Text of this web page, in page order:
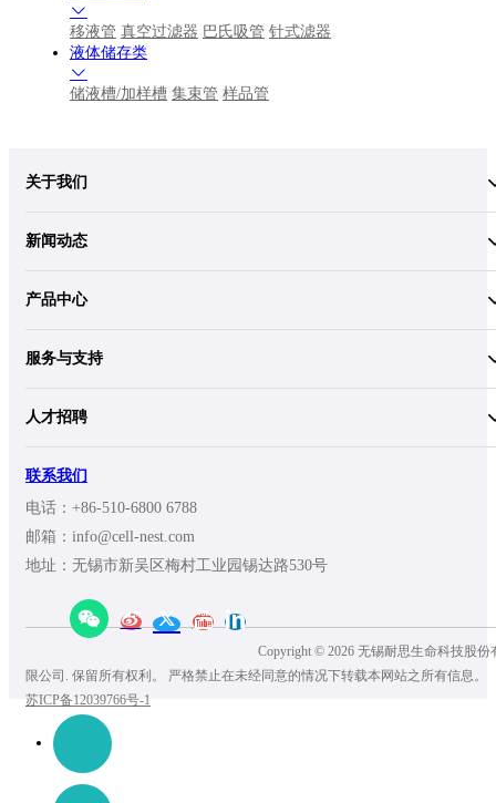
移液管 真空过滤器 巴氏吸管 针式滤器
液体储存类
储液槽/加样槽 集束管 样品管
关于我们
新闻动态
产品中心
服务与支持
人才招聘
联系我们
电话：+86-510-6800 6788
邮箱：info@cell-nest.com
地址：无锡市新吴区梅村工业园锡达路530号
Copyright © 2026 无锡耐思生命科技股份
限公司. 保留所有权利。 严格禁止在未经同意的情况下转载本网站之所有信息。
苏ICP备12039766号-1